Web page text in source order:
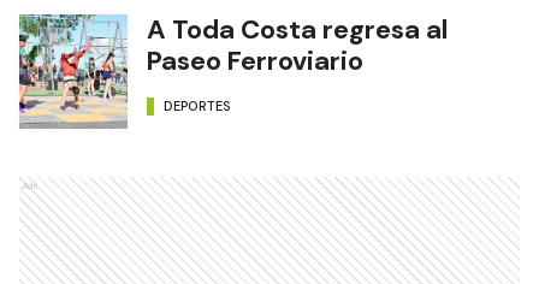
A Toda Costa regresa al
Paseo Ferroviario
DEPORTES
Ads